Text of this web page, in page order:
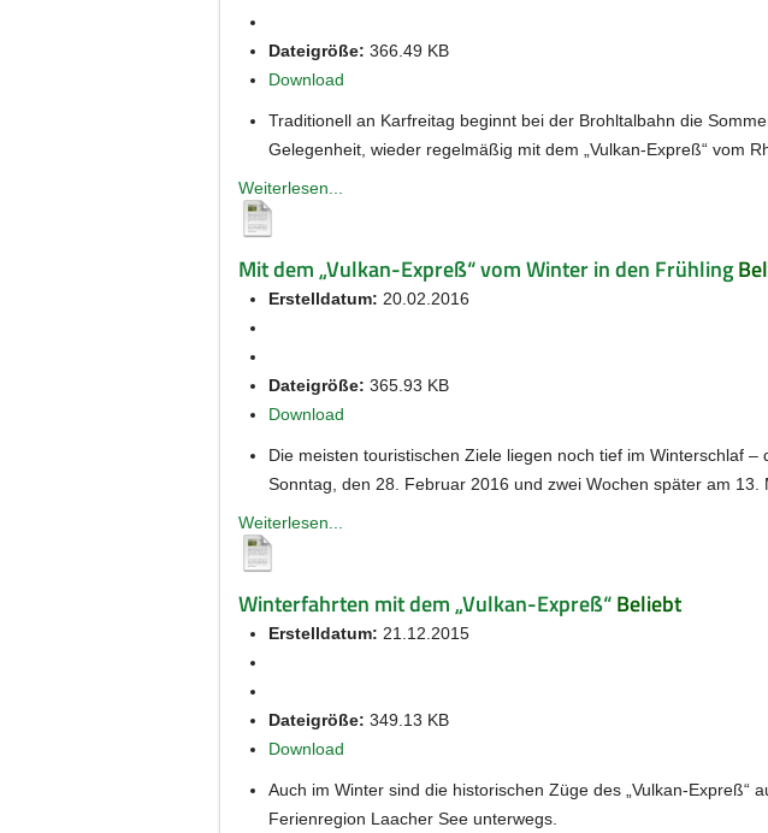
Dateigröße: 366.49 KB
Download
Traditionell an Karfreitag beginnt bei der Brohltalbahn die
Gelegenheit, wieder regelmäßig mit dem „Vulkan-Expreß“ vom
Weiterlesen...
Mit dem „Vulkan-Expreß“ vom Winter in den Frühling
Erstelldatum: 20.02.2016
Dateigröße: 365.93 KB
Download
Die meisten touristischen Ziele liegen noch tief im Winterschlaf
Sonntag, den 28. Februar 2016 und zwei Wochen später am 13.
Weiterlesen...
Winterfahrten mit dem „Vulkan-Expreß“Beliebt
Erstelldatum: 21.12.2015
Dateigröße: 349.13 KB
Download
Auch im Winter sind die historischen Züge des „Vulkan-
Ferienregion Laacher See unterwegs.